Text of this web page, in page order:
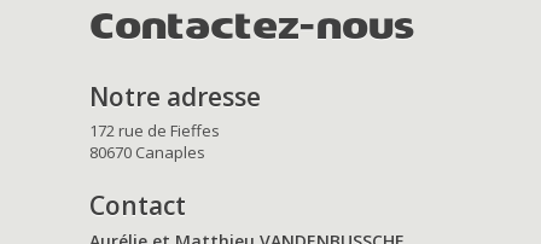
Contactez-nous
Notre adresse
172 rue de Fieffes
80670 Canaples
Contact